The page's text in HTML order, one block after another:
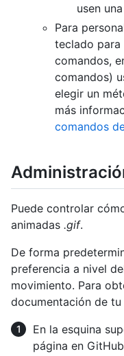
usen
Para
teclado para
comandos,
comandos)
elegir un
más
comandos
Puede controlar
animadas .gif.
De forma
preferencia a nivel
movimiento. Para
documentación de
En la esquina
página en